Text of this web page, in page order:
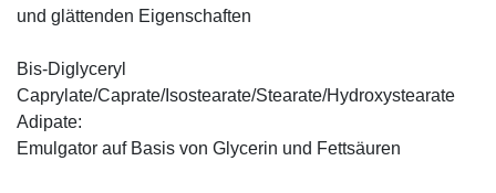
und glättenden Eigenschaften
Bis-Diglyceryl
Caprylate/Caprate/Isostearate/Stearate/Hydroxystearate
Adipate:
Emulgator auf Basis von Glycerin und Fettsäuren